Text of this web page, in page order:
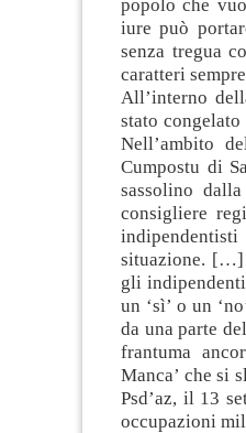
popolo che
iure può
senza tregua
caratteri
All’interno
stato
Nell’ambito
Cumpostu di
sassolino
consigliere
situazione. […]
gli
un ‘sì’ o un
da una parte
frantuma
Manca’ che si
Psd’az, il 13
occupazioni